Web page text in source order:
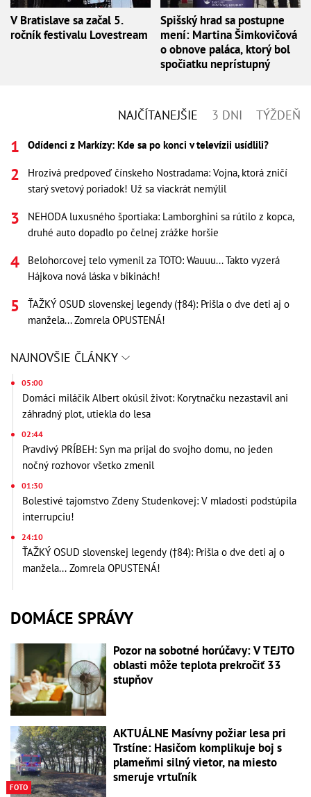
V Bratislave sa začal 5.
ročník festivalu Lovestream
Spišský hrad sa postupne
mení: Martina Šimkovičová
o obnove paláca, ktorý bol
spočiatku neprístupný
NAJČÍTANEJŠIE 3 DNI TÝŽDEŇ
Odídenci z Markízy: Kde sa po konci v televízii usídlili?
Hrozivá predpoveď čínskeho Nostradama: Vojna, ktorá zničí
starý svetový poriadok! Už sa viackrát nemýlil
NEHODA luxusného športiaka: Lamborghini sa rútilo z kopca,
druhé auto dopadlo po čelnej zrážke horšie
Belohorcovej telo vymenil za TOTO: Wauuu... Takto vyzerá
Hájkova nová láska v bikinách!
ŤAŽKÝ OSUD slovenskej legendy (†84): Prišla o dve deti aj o
manžela... Zomrela OPUSTENÁ!
NAJNOVŠIE ČLÁNKY
05:00
Domáci miláčik Albert okúsil život: Korytnačku nezastavil ani
záhradný plot, utiekla do lesa
02:44
Pravdivý PRÍBEH: Syn ma prijal do svojho domu, no jeden
nočný rozhovor všetko zmenil
01:30
Bolestivé tajomstvo Zdeny Studenkovej: V mladosti podstúpila
interrupciu!
24:10
ŤAŽKÝ OSUD slovenskej legendy (†84): Prišla o dve deti aj o
manžela... Zomrela OPUSTENÁ!
DOMÁCE SPRÁVY
Pozor na sobotné horúčavy: V TEJTO
oblasti môže teplota prekročiť 33
stupňov
FOTO
AKTUÁLNE Masívny požiar lesa pri
Trstíne: Hasičom komplikuje boj s
plameňmi silný vietor, na miesto
smeruje vrtuľník